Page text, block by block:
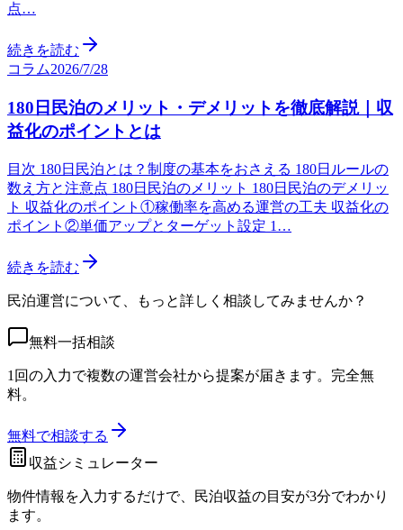
点…
続きを読む
コラム2026/7/28
180日民泊のメリット・デメリットを徹底解説｜収
益化のポイントとは
目次 180日民泊とは？制度の基本をおさえる 180日ルールの
数え方と注意点 180日民泊のメリット 180日民泊のデメリッ
ト 収益化のポイント①稼働率を高める運営の工夫 収益化の
ポイント②単価アップとターゲット設定 1…
続きを読む
民泊運営について、もっと詳しく相談してみませんか？
無料一括相談
1回の入力で複数の運営会社から提案が届きます。完全無
料。
無料で相談する
収益シミュレーター
物件情報を入力するだけで、民泊収益の目安が3分でわかり
ます。